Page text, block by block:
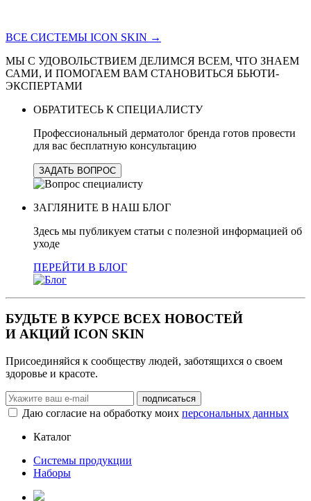
ВСЕ СИСТЕМЫ ICON SKIN →
МЫ С УДОВОЛЬСТВИЕМ ДЕЛИМСЯ ВСЕМ, ЧТО ЗНАЕМ
САМИ, И ПОМОГАЕМ ВАМ СТАНОВИТЬСЯ БЬЮТИ-
ЭКСПЕРТАМИ
ОБРАТИТЕСЬ К СПЕЦИАЛИСТУ
Профессиональный дерматолог бренда готов провести
для вас бесплатную консультацию
ЗАДАТЬ ВОПРОС
ЗАГЛЯНИТЕ В НАШ БЛОГ
Здесь мы публикуем статьи с полезной информацией об
уходе
ПЕРЕЙТИ В БЛОГ
БУДЬТЕ В КУРСЕ ВСЕХ НОВОСТЕЙ
И АКЦИЙ ICON SKIN
Присоединяйся к сообществу людей, заботящихся о своем
здоровье и красоте.
Даю согласие на обработку моих персональных данных
Каталог
Системы продукции
Наборы